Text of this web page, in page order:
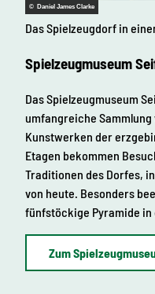
© Daniel James Clarke
Das Spielzeugdorf in
Spielzeugmuseum
Das Spielzeugmuseum
umfangreiche
Kunstwerken der
Etagen bekommen
Traditionen des Dorfes,
von heute. Besonders
fünfstöckige Pyramide in
Zum